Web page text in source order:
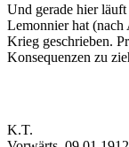
Und gerade hier
Lemonnier hat (nach
Krieg geschrieben.
Konsequenzen zu
K.T.